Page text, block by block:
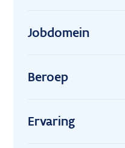
Jobdomein
Beroep
Ervaring